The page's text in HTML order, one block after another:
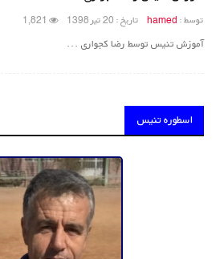
توسط : hamed تاریخ : 20 تیر 1398
آموزش تنیس توسط رضا کجواری ...
اسطوره تنیس